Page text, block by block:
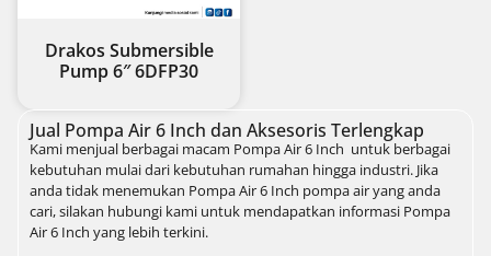
Drakos Submersible
Pump 6″ 6DFP30
Jual Pompa Air 6 Inch dan Aksesoris Terlengkap
Kami menjual berbagai macam Pompa Air 6 Inch untuk berbagai
kebutuhan mulai dari kebutuhan rumahan hingga industri. Jika
anda tidak menemukan Pompa Air 6 Inch pompa air yang anda
cari, silakan hubungi kami untuk mendapatkan informasi Pompa
Air 6 Inch yang lebih terkini.